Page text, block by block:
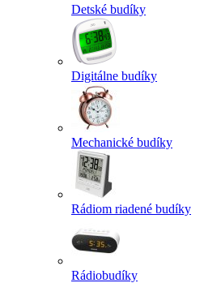
Detské budíky
Digitálne budíky
Mechanické budíky
Rádiom riadené budíky
Rádiobudíky